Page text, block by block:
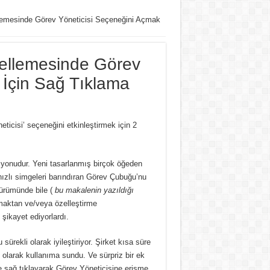
Görev Yöneticisi Seçeneğini Açmak
Görev
Sağ Tıklama
seçeneğini etkinleştirmek için 2
Yeni tasarlanmış birçok öğeden
simgeleri barındıran Görev Çubuğu’nu
bile ( bu makalenin yazıldığı
ve/veya özelleştirme
ediyorlardı.
sürekli olarak iyileştiriyor. Şirket kısa süre
kullanıma sundu. Ve sürpriz bir ek